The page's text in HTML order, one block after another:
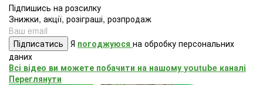
Підпишись на розсилку
Знижки, акції, розіграші, розпродаж
Підписатись Я погоджуюся на обробку персональних
даних
Всі відео ви можете побачити на нашому youtube каналі
Переглянути